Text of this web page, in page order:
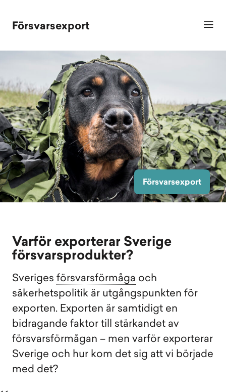
Försvarsexport
Försvarsexport
Varför exporterar Sverige
försvarsprodukter?
Sveriges försvarsförmåga och
säkerhetspolitik är utgångspunkten för
exporten. Exporten är samtidigt en
bidragande faktor till stärkandet av
försvarsförmågan – men varför exporterar
Sverige och hur kom det sig att vi började
med det?